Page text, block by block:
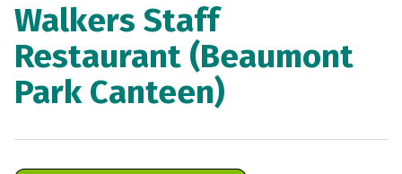
Walkers Staff
Restaurant (Beaumont
Park Canteen)